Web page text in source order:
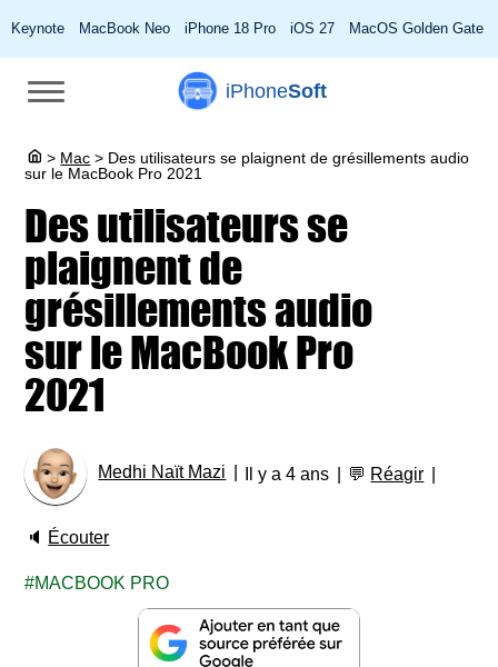
Keynote MacBook Neo iPhone 18 Pro iOS 27 MacOS Golden Gate
iPhoneSoft
> Mac > Des utilisateurs se plaignent de grésillements audio
sur le MacBook Pro 2021
Des utilisateurs se
plaignent de
grésillements audio
sur le MacBook Pro
2021
Medhi Naït Mazi Il y a 4 ans 💬 Réagir
🔈 Écouter
MACBOOK PRO